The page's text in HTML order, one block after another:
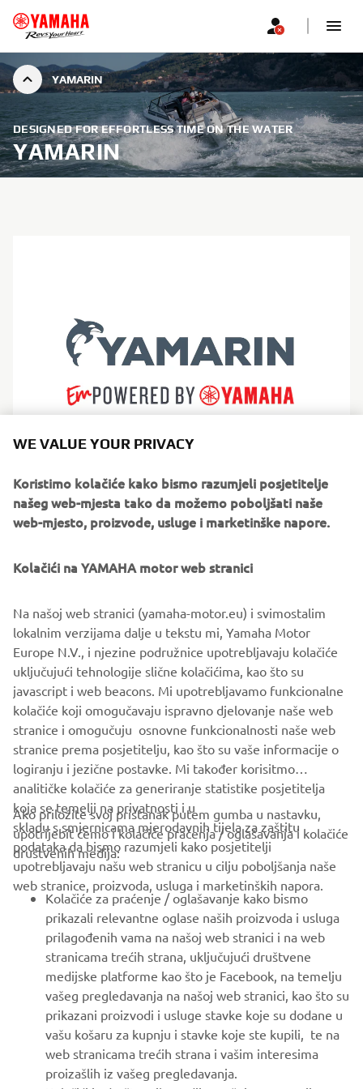
YAMARIN
DESIGNED FOR EFFORTLESS TIME ON THE WATER
YAMARIN
shaped by demanding Nordic conditions. Their philosophy
focuses on intuitive handling, reliability and making
boating feel effortless. Perfect for families and leisure
Scandinavian simplicity, practical layouts and smooth
performance for relaxed days afloat.
YAMARIN OFFICIAL WEBSITE
CORPORATE
FOR BUSINESS
MORE YAMAHA
SUPPORT
BILTEN
Budite prvi koji će saznati o najnovijim ponudama, posebnim
događajima, novim izdanjima i još mnogo toga
WE VALUE YOUR PRIVACY
Koristimo kolačiće kako bismo razumjeli posjetitelje
našeg web-mjesta tako da možemo poboljšati naše
web-mjesto, proizvode, usluge i marketinške napore.
Kolačići na YAMAHA motor web stranici
Na našoj web stranici (yamaha-motor.eu) i svimostalim
lokalnim verzijama dalje u tekstu mi, Yamaha Motor
Europe N.V., i njezine podružnice upotrebljavaju kolačiće
uključujući tehnologije slične kolačićima, kao što su
javascript i web beacons. Mi upotrebljavamo funkcionalne
kolačiće koji omogučavaju ispravno djelovanje naše web
stranice i omogučuju osnovne funkcionalnosti naše web
stranice prema posjetitelju, kao što su vaše informacije o
logiranju i jezične postavke. Mi također korisitmo
analitičke kolačiće za generiranje statistike posjetitelja
koja se temelji na privatnosti i u
skladu s smjernicama mjerodavnih tijela za zaštitu
podataka da bismo razumjeli kako posjetitelji
upotrebljavaju našu web stranicu u cilju poboljšanja naše
web stranice, proizvoda, usluga i marketinških napora.
Ako priložite svoj pristanak putem gumba u nastavku,
upotrijebit ćemo i kolačiće praćenja / oglašavanja i kolačiće
društvenih medija:
Kolačiće za praćenje / oglašavanje kako bismo
prikazali relevantne oglase naših proizvoda i usluga
prilagođenih vama na našoj web stranici i na web
stranicama trećih strana, uključujući društvene
medijske platforme kao što je Facebook, na temelju
vašeg pregledavanja na našoj web stranici, kao što su
prikazani proizvodi i usluge stavke koje su dodane u
vašu košaru za kupnju i stavke koje ste kupili, te na
web stranicama trećih strana i vašim interesima
proizašlih iz vašeg pregledavanja.